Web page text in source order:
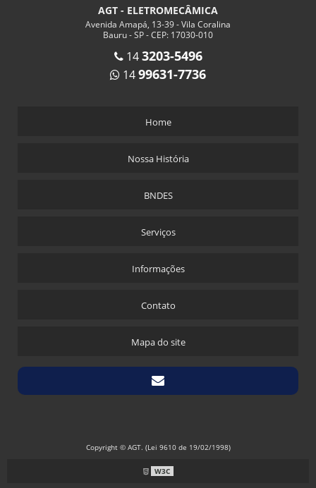
AGT - ELETROMECÂMICA
Avenida Amapá, 13-39 - Vila Coralina
Bauru - SP - CEP: 17030-010
143203-5496
1499631-7736
Home
Nossa História
BNDES
Serviços
Informações
Contato
Mapa do site
Copyright © AGT. (Lei 9610 de 19/02/1998)
W3C